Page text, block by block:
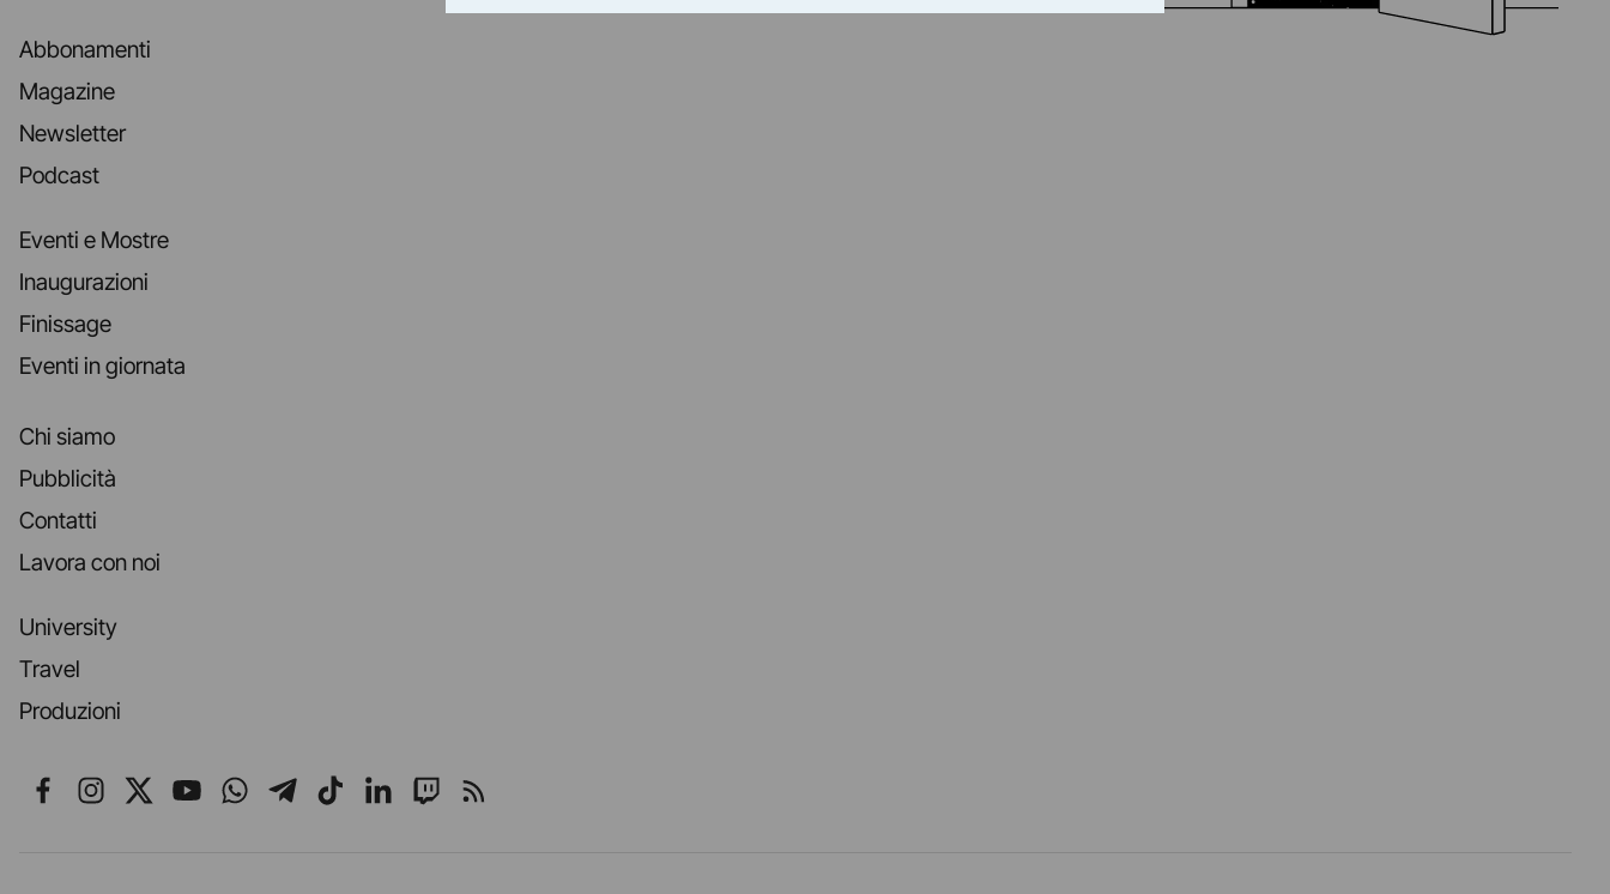
Abbonamenti
Magazine
Newsletter
Podcast
Eventi e Mostre
Inaugurazioni
Finissage
Eventi in giornata
Chi siamo
Pubblicità
Contatti
Lavora con noi
University
Travel
Produzioni
Seguici su Facebook
Seguici su Instagram
Seguici su X
Seguici su YouTube
Seguici su WhatsApp
Seguici su Telegram
Seguici su TikTok
Seguici su LinkedIn
Seguici su Twitch
Seguici su Rss